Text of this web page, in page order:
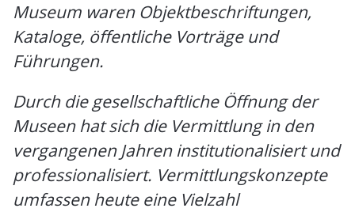
Museum waren Objektbeschriftungen,
Kataloge, öffentliche Vorträge und
Führungen.
Durch die gesellschaftliche Öffnung der
Museen hat sich die Vermittlung in den
vergangenen Jahren institutionalisiert und
professionalisiert. Vermittlungskonzepte
umfassen heute eine Vielzahl